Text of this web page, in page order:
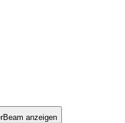
anzeigen